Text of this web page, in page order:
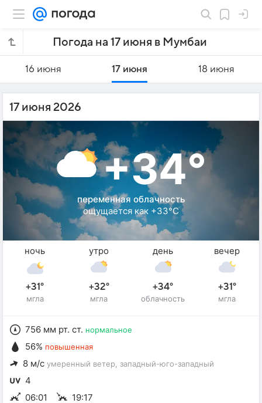
Погода на 17 июня в Мумбаи
16 июня 17 июня 18 июня
17 июня 2026
+34°
переменная облачность
ощущается как +33°C
ночь
+31°
мгла
утро
+32°
мгла
день
+34°
облачность
вечер
+31°
мгла
756 мм рт. ст. нормальное
56% повышенная
8 м/с умеренный ветер , западный-юго-западный
4
06:01
19:17